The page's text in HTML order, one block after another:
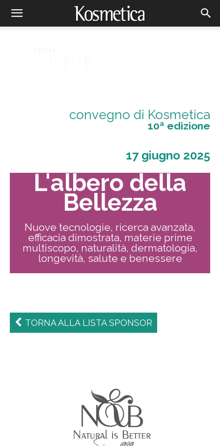
convegno di Kosmetica
10ª edizione
17 giugno 2025
L'albero della
Bellezza
Nuove tecnologie, ricerca avanzata,
efficacia dimostrata, materie prime
multiscopo, naturalità, dermatologia,
longevità, salute e benessere
TORNA ALLA LISTA SPONSOR